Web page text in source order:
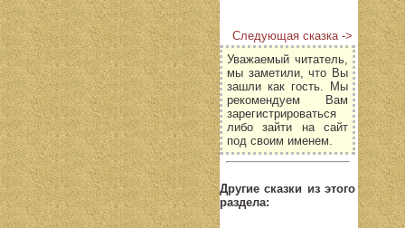
Следующая сказка ->
Уважаемый читатель,
мы заметили, что Вы
зашли как гость. Мы
рекомендуем Вам
зарегистрироваться
либо зайти на сайт
под своим именем.
Другие сказки из этого
раздела: